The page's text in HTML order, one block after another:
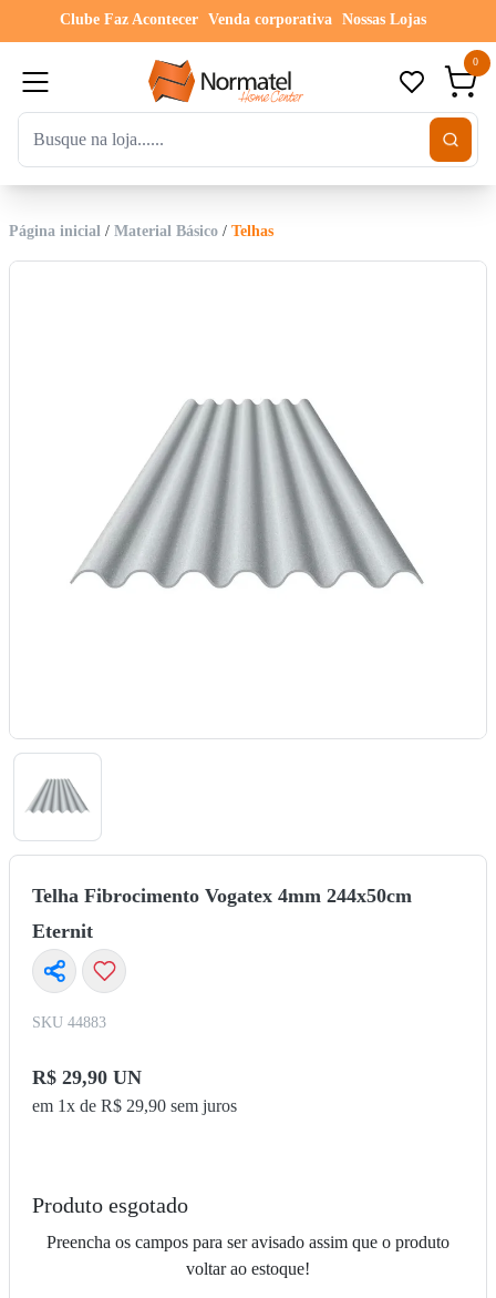
Clube Faz Acontecer Venda corporativa Nossas Lojas
0
Página inicial / Material Básico / Telhas
Telha Fibrocimento Vogatex 4mm 244x50cm
Eternit
SKU 44883
R$ 29,90 UN
em 1x de R$ 29,90 sem juros
Produto esgotado
Preencha os campos para ser avisado assim que o produto
voltar ao estoque!